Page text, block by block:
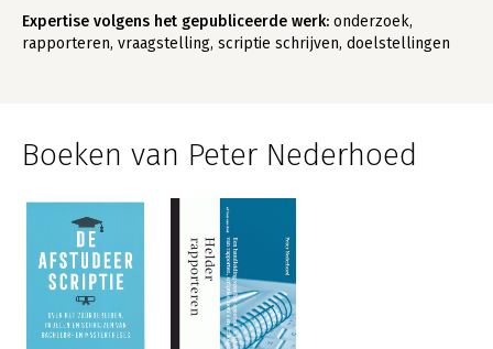
Expertise volgens het gepubliceerde werk: onderzoek,
rapporteren, vraagstelling, scriptie schrijven, doelstellingen
Boeken van Peter Nederhoed